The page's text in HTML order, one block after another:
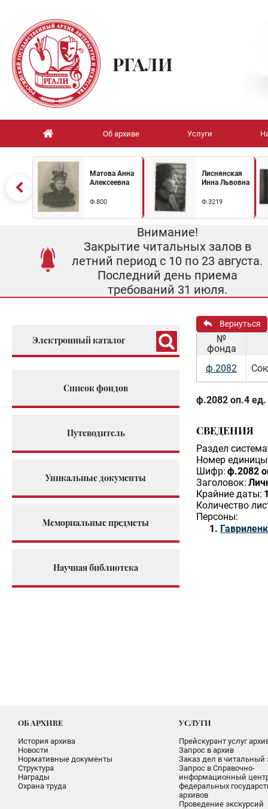
РГАЛИ
Об архиве Услуги
Матова Анна
Алексеевна
Ф.800
Лиснянская
Инна Львовна
Ф.3219
Внимание!
Закрытие читальных залов в
летний период с 10 по 23 августа.
Последний день приема
требований 31 июля.
Электронный каталог
Список фондов
Путеводитель
Уникальные документы
Мемориальные предметы
Научная библиотека
Вернуться
№
фонда
ф.2082
ф.2082 оп.4 ед.
СВЕДЕНИЯ
Раздел
Номер единицы
Шифр: ф.2082
Заголовок:
Крайние даты:
Количество
Персоны:
ОБ АРХИВЕ
История архива
Новости
Нормативные документы
Структура
Награды
Охрана труда
УСЛУГИ
Прейскурант услуг
Запрос в архив
Заказ дел в читальный
Запрос в Справочно-
информационный
федеральных
архивов
Проведение экскурсий